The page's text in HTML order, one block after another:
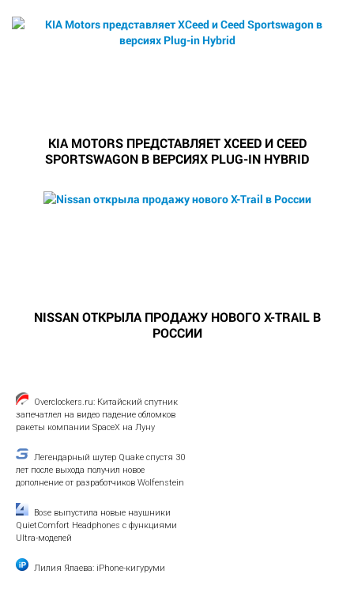
KIA MOTORS ПРЕДСТАВЛЯЕТ XCEED И CEED
SPORTSWAGON В ВЕРСИЯХ PLUG-IN HYBRID
NISSAN ОТКРЫЛА ПРОДАЖУ НОВОГО X-TRAIL В
РОССИИ
Overclockers.ru: Китайский спутник
запечатлел на видео падение обломков
ракеты компании SpaceX на Луну
Легендарный шутер Quake спустя 30
лет после выхода получил новое
дополнение от разработчиков Wolfenstein
Bose выпустила новые наушники
QuietComfort Headphones с функциями
Ultra-моделей
Лилия Ялаева: iPhone-кигуруми